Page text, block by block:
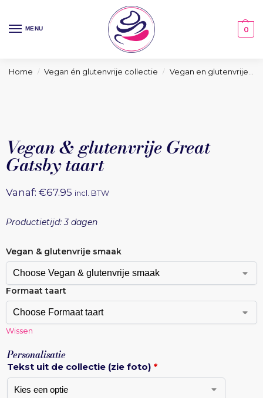
MENU 0
Home / Vegan én glutenvrije collectie / Vegan en glutenvrije taarten collectie
Vegan & glutenvrije Great
Gatsby taart
Vanaf: €67.95 incl. BTW
Productietijd: 3 dagen
Vegan & glutenvrije smaak
Formaat taart
Wissen
Personalisatie
Tekst uit de collectie (zie foto) *